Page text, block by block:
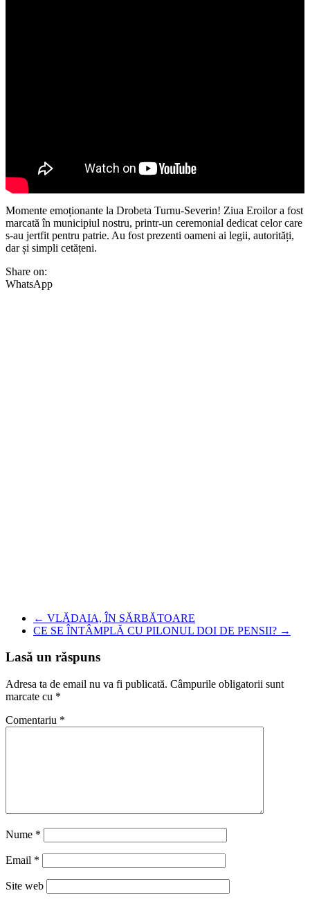
Momente emoționante la Drobeta Turnu-Severin! Ziua Eroilor a fost
marcată în municipiul nostru, printr-un ceremonial dedicat celor care
s-au jertfit pentru patrie. Au fost prezenti oameni ai legii, autorități,
dar și simpli cetățeni.
Share on:
WhatsApp
← VLĂDAIA, ÎN SĂRBĂTOARE
CE SE ÎNTÂMPLĂ CU PILONUL DOI DE PENSII? →
Lasă un răspuns
Adresa ta de email nu va fi publicată. Câmpurile obligatorii sunt
marcate cu *
Comentariu *
Nume *
Email *
Site web